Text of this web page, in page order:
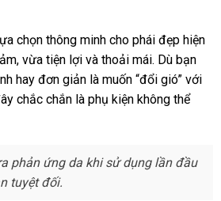
chọn thông minh cho phái đẹp hiện
giá
bán
lẻ
, vừa tiện lợi an
toàn
và thoải máithanh
lý
. Dù bạn
hay đơn giản là muốn “đổi gió” với
chắc chắn là phụ kiện không thể
phản ứng da khi sử dụng lần đầu
cũ
tuyệt đối.